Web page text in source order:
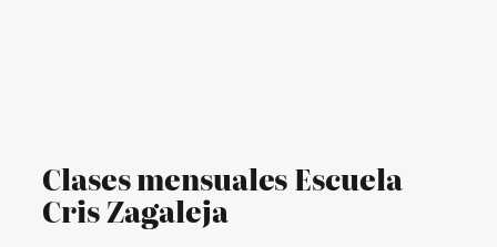
Clases mensuales Escuela
Cris Zagaleja